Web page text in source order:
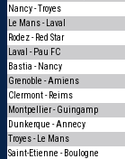
Nancy - Troyes
Le Mans - Laval
Rodez - Red Star
Laval - Pau FC
Bastia - Nancy
Grenoble - Amiens
Clermont - Reims
Montpellier - Guingamp
Dunkerque - Annecy
Troyes - Le Mans
Saint-Etienne - Boulogne